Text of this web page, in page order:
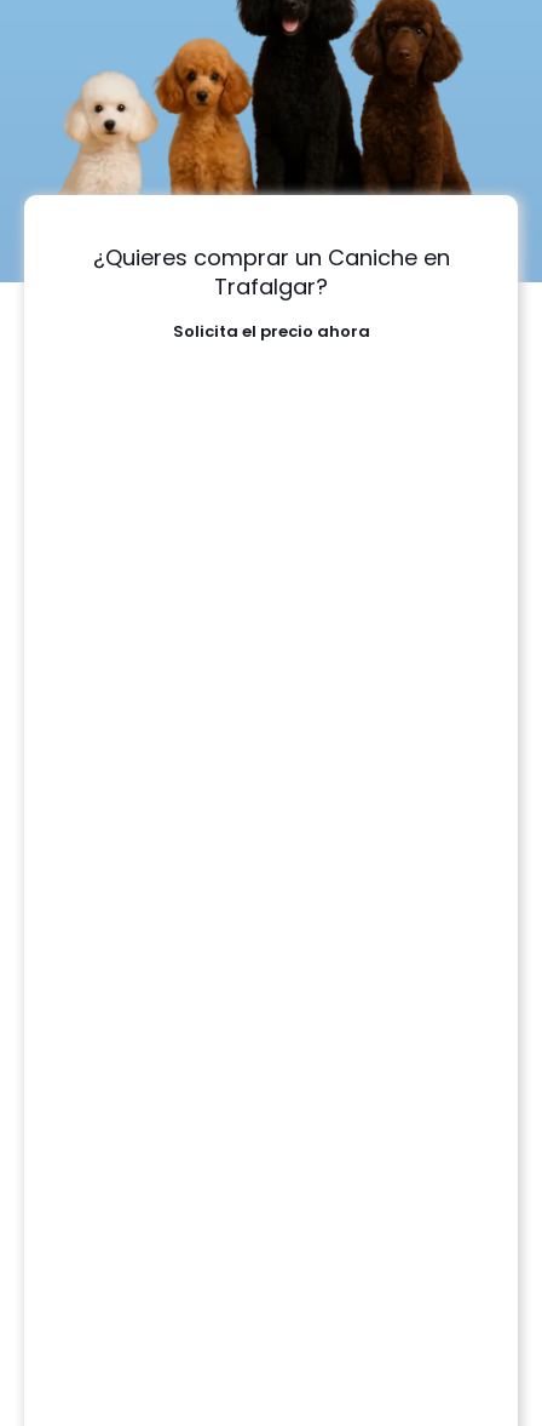
¿Quieres comprar un Caniche en
Trafalgar?
Solicita el precio ahora